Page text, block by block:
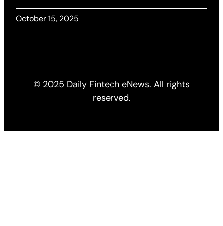
October 15, 2025
© 2025 Daily Fintech eNews. All rights
reserved.